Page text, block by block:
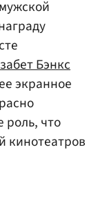
Бэнкс
экранное
роль, что
кинотеатров